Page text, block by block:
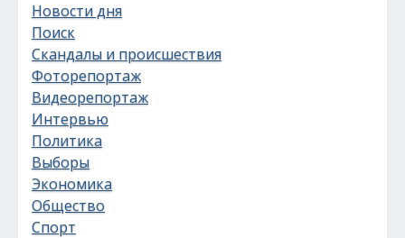
Новости дня
Поиск
Скандалы и происшествия
Фоторепортаж
Видеорепортаж
Интервью
Политика
Выборы
Экономика
Общество
Спорт